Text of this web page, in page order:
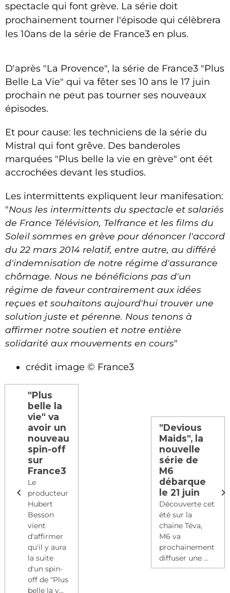
spectacle qui font grève. La série doit
prochainement tourner l'épisode qui célèbrera
les 10ans de la série de France3 en plus.
D'après "La Provence", la série de France3 "Plus
Belle La Vie" qui va fêter ses 10 ans le 17 juin
prochain ne peut pas tourner ses nouveaux
épisodes.
Et pour cause: les techniciens de la série du
Mistral qui font grêve. Des banderoles
marquées "Plus belle la vie en grève" ont éét
accrochées devant les studios.
Les intermittents expliquent leur manifesation:
"Nous les intermittents du spectacle et salariés
de France Télévision, Telfrance et les films du
Soleil sommes en grève pour dénoncer l'accord
du 22 mars 2014 relatif, entre autre, au différé
d'indemnisation de notre régime d'assurance
chômage. Nous ne bénéficions pas d'un
régime de faveur contrairement aux idées
reçues et souhaitons aujourd'hui trouver une
solution juste et pérenne. Nous tenons à
affirmer notre soutien et notre entière
solidarité aux mouvements en cours"
crédit image © France3
"Plus
belle la
vie" va
avoir un
nouveau
spin-off
sur
France3
Le
producteur
Hubert
Besson
vient
d'affirmer
qu'il y aura
la suite
d'un spin-
off de "Plus
belle la v...
"Devious
Maids", la
nouvelle
série de
M6
débarque
le 21 juin
Découverte cet
été sur la
chaine Téva,
M6 va
prochainement
diffuser une ...